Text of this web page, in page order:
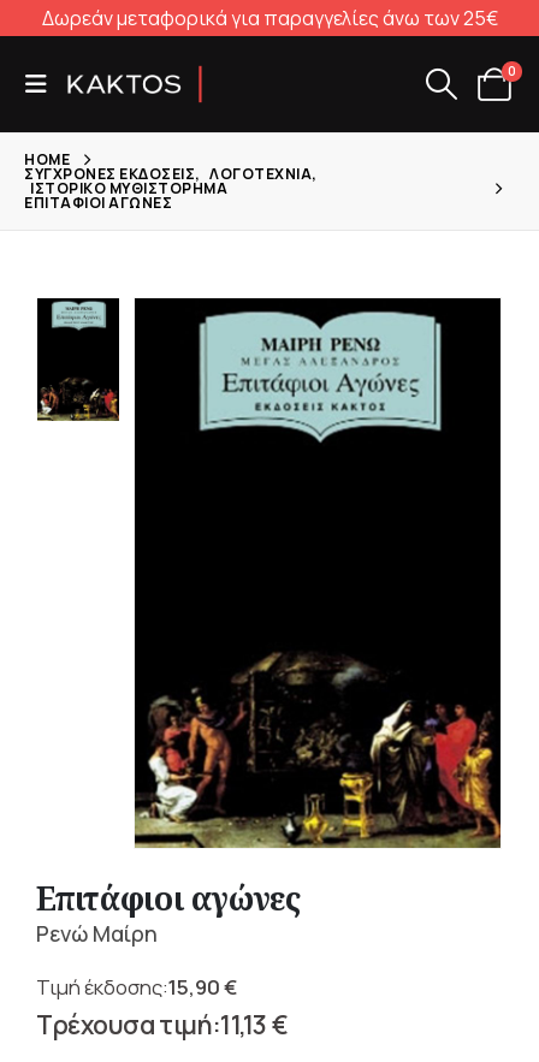
Δωρεάν μεταφορικά για παραγγελίες άνω των 25€
0
HOME
ΣΎΓΧΡΟΝΕΣ ΕΚΔΌΣΕΙΣ, ΛΟΓΟΤΕΧΝΊΑ,
ΙΣΤΟΡΙΚΌ ΜΥΘΙΣΤΌΡΗΜΑ
ΕΠΙΤΆΦΙΟΙ ΑΓΏΝΕΣ
Επιτάφιοι αγώνες
Ρενώ Μαίρη
15,90€
Original
price 11,13€